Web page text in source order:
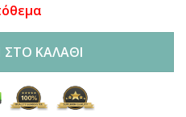
ΚΑΛΆΘΙ